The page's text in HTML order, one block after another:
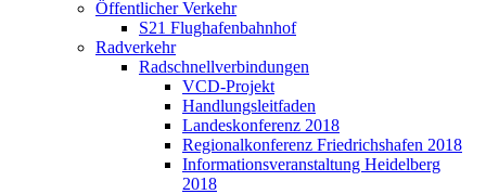
Öffentlicher Verkehr
S21 Flughafenbahnhof
Radverkehr
Radschnellverbindungen
VCD-Projekt
Handlungsleitfaden
Landeskonferenz 2018
Regionalkonferenz Friedrichshafen 2018
Informationsveranstaltung Heidelberg
2018